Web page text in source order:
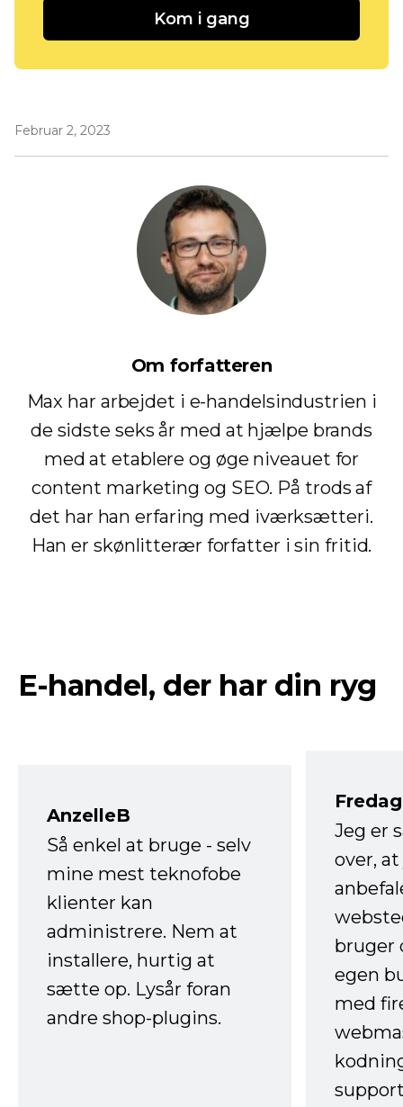
Kom i gang
Februar 2, 2023
Om forfatteren
Max har arbejdet i e-handelsindustrien i
de sidste seks år med at hjælpe brands
med at etablere og øge niveauet for
content marketing og SEO. På trods af
det har han erfaring med iværksætteri.
Han er skønlitterær forfatter i sin fritid.
E-handel, der har din ryg
AnzelleB
Så enkel at bruge - selv
mine mest teknofobe
klienter kan
administrere. Nem at
installere, hurtig at
sætte op. Lysår foran
andre shop-plugins.
Jeg er
over,
bruger
egen
med